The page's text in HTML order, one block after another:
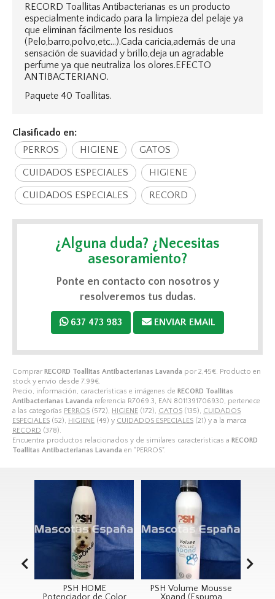
Comprar RECORD Toallitas Antibacterianas Lavanda por 2,45€ . Producto en
stock y envío desde 7,99€
Precio, información, características e imágenes de RECORD Toallitas
Antibacterianas Lavanda referencia R7069.3, EAN 8011391706930, pertenece
a las categorías PERROS (572), HIGIENE (172), GATOS (135), CUIDADOS
ESPECIALES (52), HIGIENE (49) y CUIDADOS ESPECIALES (21) y a la marca
RECORD (378).
Encuentra productos relacionados y de similares características a RECORD
Toallitas Antibacterianas Lavanda en "PERROS".
RECORD Toallitas Antibacterianas es un producto
especialmente indicado para la limpieza del pelaje ya
que eliminan fácilmente los residuos
(Pelo,barro,polvo,etc...).Cada caricia,además de una
sensación de suavidad y brillo,deja un agradable
perfume ya que neutraliza los olores.EFECTO
ANTIBACTERIANO.
Paquete 40 Toallitas.
Clasificado en:
PERROS
HIGIENE GATOS
CUIDADOS ESPECIALES HIGIENE
CUIDADOS ESPECIALES RECORD
¿Alguna duda? ¿Necesitas
asesoramiento?
Ponte en contacto con nosotros y
resolveremos tus dudas.
637 473 983 ENVIAR EMAIL
PSH HOME
Potenciador de Color
PSH Volume Mousse
Xpand (Espuma
RECORD